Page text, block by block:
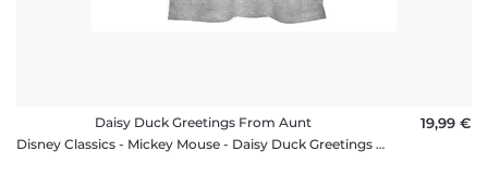
Daisy Duck Greetings From Aunt
Disney Classics - Mickey Mouse - Daisy Duck Greetings From Aunt - Femme T-shirt
19,99 €